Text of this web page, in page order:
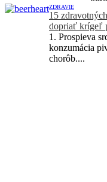
ZDRAVIE
15
dopriať krígeľ
1. Prospieva
konzumácia
chorôb....